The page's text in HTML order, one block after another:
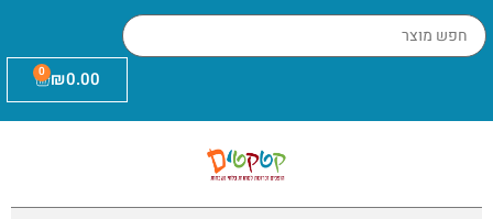
₪0.00
0